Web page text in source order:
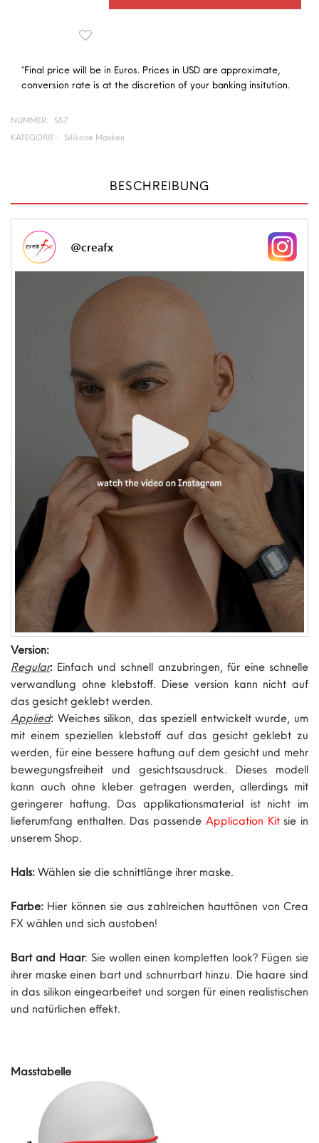
*Final price will be in Euros. Prices in USD are approximate,
conversion rate is at the discretion of your banking insitution.
NUMMER:
S57
KATEGORIE :
Silikone Masken
BESCHREIBUNG
Version:
Regular: Einfach und schnell anzubringen, für eine schnelle
verwandlung ohne klebstoff. Diese version kann nicht auf
das gesicht geklebt werden.
Applied: Weiches silikon, das speziell entwickelt wurde, um
mit einem speziellen klebstoff auf das gesicht geklebt zu
werden, für eine bessere haftung auf dem gesicht und mehr
bewegungsfreiheit und gesichtsausdruck. Dieses modell
kann auch ohne kleber getragen werden, allerdings mit
geringerer haftung. Das applikationsmaterial ist nicht im
lieferumfang enthalten. Das passende Application Kitsie in
unserem Shop.
Hals: Wählen sie die schnittlänge ihrer maske.
Farbe: Hier können sie aus zahlreichen hauttönen von Crea
FX wählen und sich austoben!
Bart and Haar: Sie wollen einen kompletten look? Fügen sie
ihrer maske einen bart und schnurrbart hinzu. Die haare sind
in das silikon eingearbeitet und sorgen für einen realistischen
und natürlichen effekt.
Masstabelle